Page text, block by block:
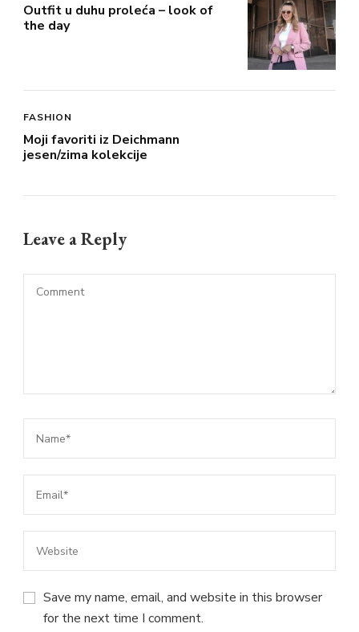
Outfit u duhu proleća – look of
the day
FASHION
Moji favoriti iz Deichmann
jesen/zima kolekcije
Leave a Reply
Save my name, email, and website in this browser
for the next time I comment.